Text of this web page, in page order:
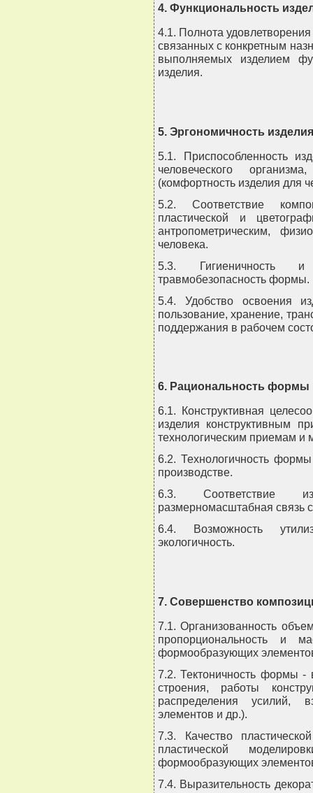
4. Функциональность
4.1. Полнота
связанных с конкретным
выполняемых изделием
изделия.
5. Эргономичность изделия
5.1. Приспособленность
человеческого
(комфортность изделия для
5.2. Соответствие
пластической и
антропометрическим,
человека.
5.3. Гигиеничность
травмобезопасность формы.
5.4. Удобство освоения
пользование, хранение,
поддержания в рабочем
6. Рациональность формы
6.1. Конструктивная
изделия конструктивным
технологическим приемам и
6.2. Технологичность
производстве.
6.3. Соответствие
размерномасштабная связь
6.4. Возможность
экологичность.
7. Совершенство
7.1. Организованность
пропорциональность и
формообразующих
7.2. Тектоничность формы
строения, работы
распределения усилий,
элементов и др.).
7.3. Качество
пластической
формообразующих
7.4. Выразительность